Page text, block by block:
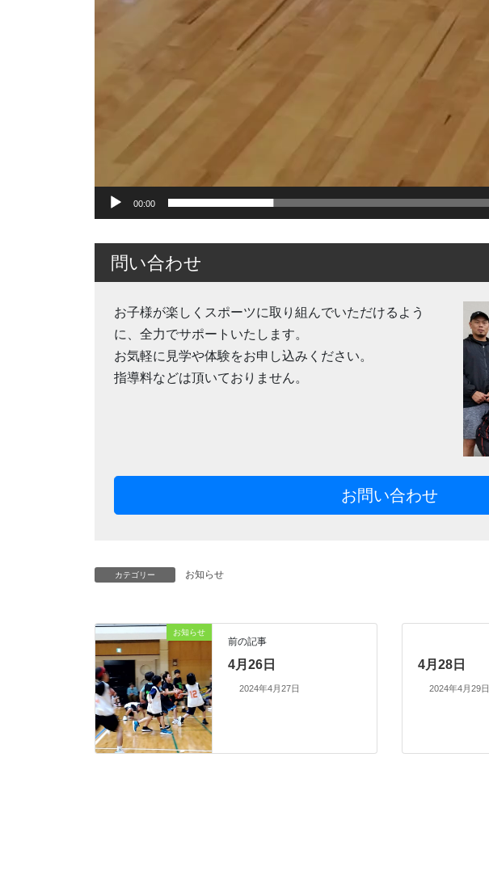
00:00
問い合わせ
お子様が楽しくスポーツに取り組んでいただけるよう
に、全力でサポートいたします。
お気軽に見学や体験をお申し込みください。
指導料などは頂いておりません。
お問い合わせ
カテゴリー お知らせ
お知らせ
前の記事
4月26日
2024年4月27日
4月28日
2024年4月29日